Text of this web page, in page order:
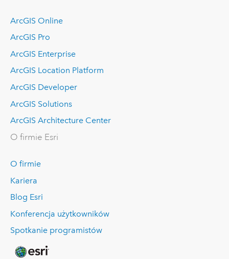
ArcGIS Online
ArcGIS Pro
ArcGIS Enterprise
ArcGIS Location Platform
ArcGIS Developer
ArcGIS Solutions
ArcGIS Architecture Center
O firmie Esri
O firmie
Kariera
Blog Esri
Konferencja użytkowników
Spotkanie programistów